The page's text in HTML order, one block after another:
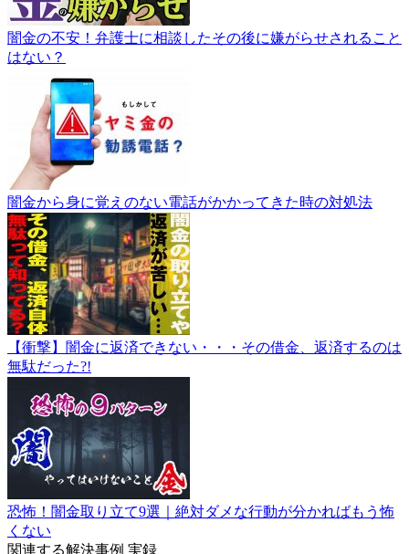
闇金の不安！弁護士に相談したその後に嫌がらせされること
はない？
闇金から身に覚えのない電話がかかってきた時の対処法
【衝撃】闇金に返済できない・・・その借金、返済するのは
無駄だった?!
恐怖！闇金取り立て9選｜絶対ダメな行動が分かればもう怖
くない
関連する解決事例 実録